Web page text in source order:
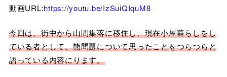
動画URL:https://youtu.be/IzSuiQIquM8
今回は、街中から山間集落に移住し、現在小屋暮らしをし
ている者として、熊問題について思ったことをつらつらと
語っている内容にります。